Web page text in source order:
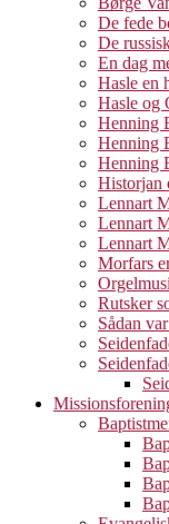
De fede
De
En dag
Hasle en
Hasle og
Henning
Henning
Henning
Historjan
Lennart
Lennart
Lennart
Morfars
Rutsker
Sådan